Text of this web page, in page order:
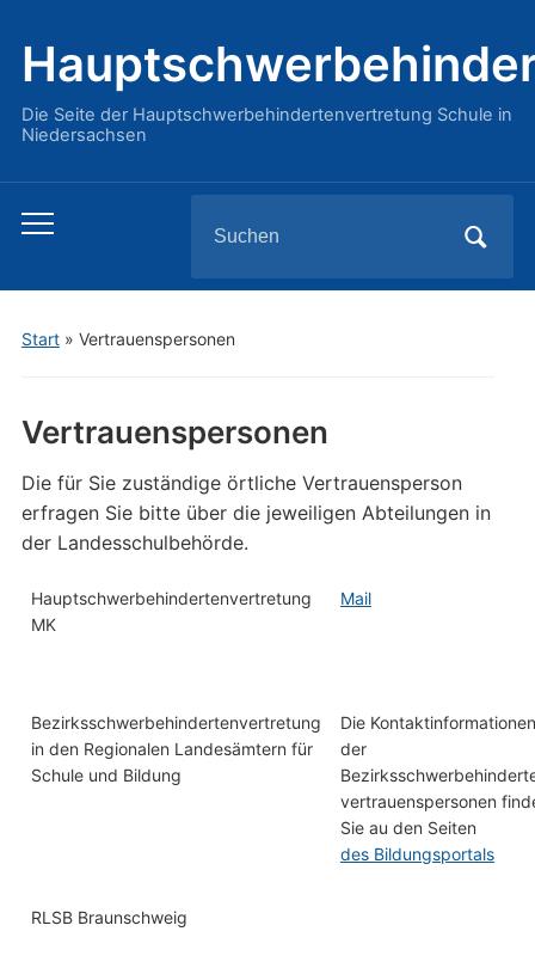
Die Seite der Hauptschwerbehindertenvertretung Schule in
Niedersachsen
Toggle
menu
for:
Start» Vertrauenspersonen
Vertrauenspersonen
Die für Sie zuständige örtliche Vertrauensperson
erfragen Sie bitte über die jeweiligen Abteilungen in
der Landesschulbehörde.
Hauptschwerbehindertenvertretung
MK
Mail
Bezirksschwerbehindertenvertretung
in den Regionalen Landesämtern für
Schule und Bildung
Die Kontaktinformationen
der
vertrauenspersonen
Sie au den Seiten
des Bildungsportals
RLSB Braunschweig